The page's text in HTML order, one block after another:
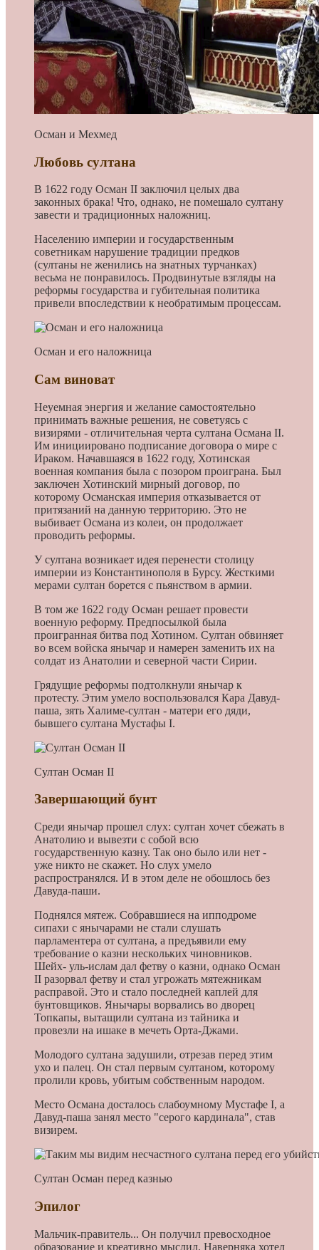
Осман и Мехмед
Любовь султана
В 1622 году Осман II заключил целых два
законных брака! Что, однако, не помешало султану
завести и традиционных наложниц.
Населению империи и государственным
советникам нарушение традиции предков
(султаны не женились на знатных турчанках)
весьма не понравилось. Продвинутые взгляды на
реформы государства и губительная политика
привели впоследствии к необратимым процессам.
Осман и его наложница
Сам виноват
Неуемная энергия и желание самостоятельно
принимать важные решения, не советуясь с
визирями - отличительная черта султана Османа II.
Им инициировано подписание договора о мире с
Ираком. Начавшаяся в 1622 году, Хотинская
военная компания была с позором проиграна. Был
заключен Хотинский мирный договор, по
которому Османская империя отказывается от
притязаний на данную территорию. Это не
выбивает Османа из колеи, он продолжает
проводить реформы.
У султана возникает идея перенести столицу
империи из Константинополя в Бурсу. Жесткими
мерами султан борется с пьянством в армии.
В том же 1622 году Осман решает провести
военную реформу. Предпосылкой была
проигранная битва под Хотином. Султан обвиняет
во всем войска янычар и намерен заменить их на
солдат из Анатолии и северной части Сирии.
Грядущие реформы подтолкнули янычар к
протесту. Этим умело воспользовался Кара Давуд-
паша, зять Халиме-султан - матери его дяди,
бывшего султана Мустафы I.
Султан Осман II
Завершающий бунт
Cреди янычар прошел слух: султан хочет сбежать в
Анатолию и вывезти с собой всю
государственную казну. Так оно было или нет -
уже никто не скажет. Но слух умело
распространялся. И в этом деле не обошлось без
Давуда-паши.
Поднялся мятеж. Собравшиеся на ипподроме
сипахи с янычарами не стали слушать
парламентера от султана, а предъявили ему
требование о казни нескольких чиновников.
Шейх- уль-ислам дал фетву о казни, однако Осман
II разорвал фетву и стал угрожать мятежникам
расправой. Это и стало последней каплей для
бунтовщиков. Янычары ворвались во дворец
Топкапы, вытащили султана из тайника и
провезли на ишаке в мечеть Орта-Джами.
Молодого султана задушили, отрезав перед этим
ухо и палец. Он стал первым султаном, которому
пролили кровь, убитым собственным народом.
Место Османа досталось слабоумному Мустафе I, а
Давуд-паша занял место "серого кардинала", став
визирем.
Султан Осман перед казнью
Эпилог
Мальчик-правитель... Он получил превосходное
образование и креативно мыслил. Наверняка хотел